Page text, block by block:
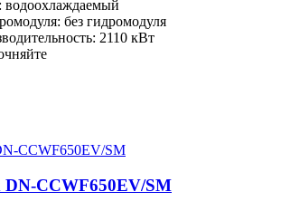
водоохлаждаемый
без гидромодуля
2110 кВт
CCWF650EV/SM